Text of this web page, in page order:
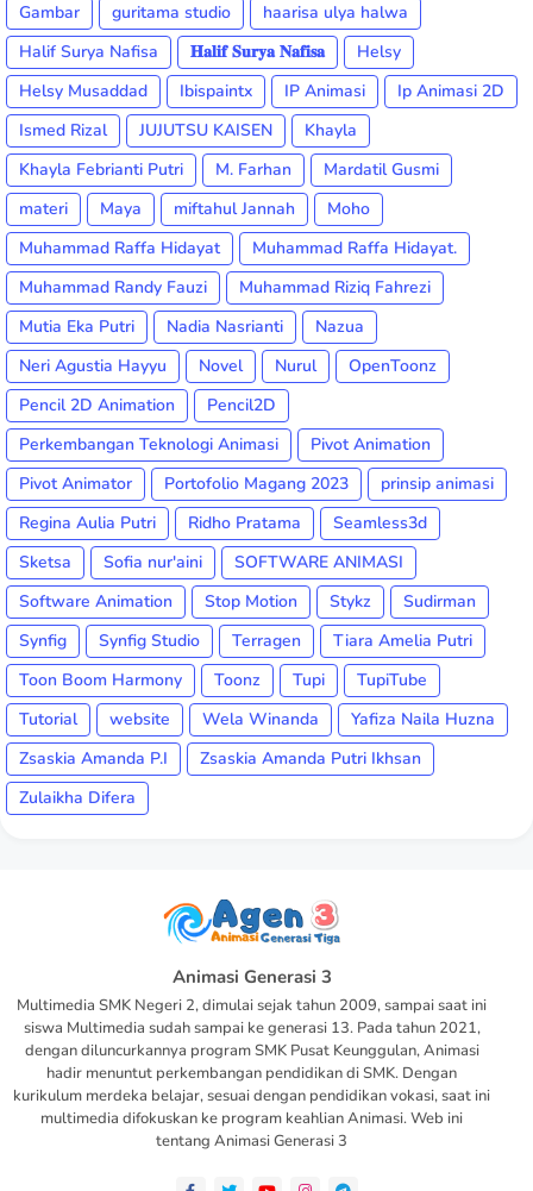
Gambar
guritama studio
haarisa ulya halwa
Halif Surya Nafisa
𝐇𝐚𝐥𝐢𝐟 𝐒𝐮𝐫𝐲𝐚 𝐍𝐚𝐟𝐢𝐬𝐚
Helsy
Helsy Musaddad
Ibispaintx IP Animasi
Ip Animasi 2D
Ismed Rizal
JUJUTSU KAISEN
Khayla
Khayla Febrianti Putri
M. Farhan
Mardatil Gusmi
materi
Maya miftahul Jannah
Moho
Muhammad Raffa Hidayat
Muhammad Raffa Hidayat.
Muhammad Randy Fauzi
Muhammad Riziq Fahrezi
Mutia Eka Putri
Nadia Nasrianti
Nazua
Neri Agustia Hayyu
Novel Nurul
OpenToonz
Pencil 2D Animation
Pencil2D
Perkembangan Teknologi Animasi
Pivot Animation
Pivot Animator
Portofolio Magang 2023
prinsip animasi
Regina Aulia Putri
Ridho Pratama
Seamless3d
Sketsa
Sofia nur'aini
SOFTWARE ANIMASI
Software Animation
Stop Motion Stykz
Sudirman
Synfig
Synfig Studio Terragen
Tiara Amelia Putri
Toon Boom Harmony
Toonz Tupi
TupiTube
Tutorial
website Wela Winanda
Yafiza Naila Huzna
Zsaskia Amanda P.I
Zsaskia Amanda Putri Ikhsan
Zulaikha Difera
Animasi Generasi 3
Multimedia SMK Negeri 2, dimulai sejak tahun 2009, sampai saat ini
siswa Multimedia sudah sampai ke generasi 13. Pada tahun 2021,
dengan diluncurkannya program SMK Pusat Keunggulan, Animasi
hadir menuntut perkembangan pendidikan di SMK. Dengan
kurikulum merdeka belajar, sesuai dengan pendidikan vokasi, saat ini
multimedia difokuskan ke program keahlian Animasi. Web ini
tentang Animasi Generasi 3